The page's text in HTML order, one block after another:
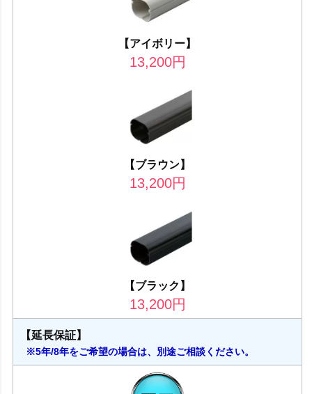
【アイボリー】
13,200円
【ブラウン】
13,200円
【ブラック】
13,200円
【延長保証】
※5年/8年をご希望の場合は、別途ご相談ください。